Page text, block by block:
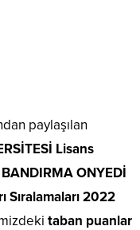
paylaşılan
Lisans
ONYEDİ
Sıralamaları 2022
taban puanlar